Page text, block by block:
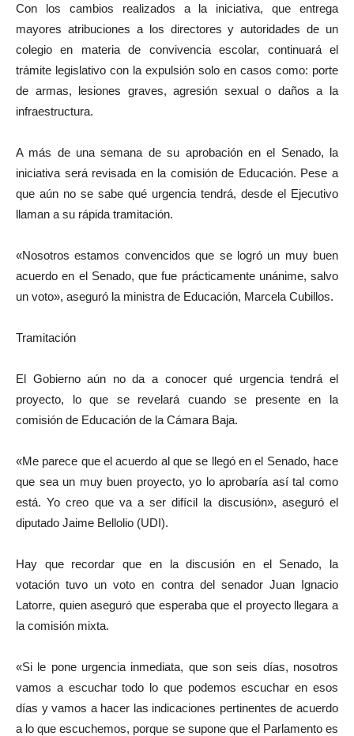
Con los cambios realizados a la iniciativa, que entrega
mayores atribuciones a los directores y autoridades de un
colegio en materia de convivencia escolar, continuará el
trámite legislativo con la expulsión solo en casos como: porte
de armas, lesiones graves, agresión sexual o daños a la
infraestructura.
A más de una semana de su aprobación en el Senado, la
iniciativa será revisada en la comisión de Educación. Pese a
que aún no se sabe qué urgencia tendrá, desde el Ejecutivo
llaman a su rápida tramitación.
«Nosotros estamos convencidos que se logró un muy buen
acuerdo en el Senado, que fue prácticamente unánime, salvo
un voto», aseguró la ministra de Educación, Marcela Cubillos.
Tramitación
El Gobierno aún no da a conocer qué urgencia tendrá el
proyecto, lo que se revelará cuando se presente en la
comisión de Educación de la Cámara Baja.
«Me parece que el acuerdo al que se llegó en el Senado, hace
que sea un muy buen proyecto, yo lo aprobaría así tal como
está. Yo creo que va a ser difícil la discusión», aseguró el
diputado Jaime Bellolio (UDI).
Hay que recordar que en la discusión en el Senado, la
votación tuvo un voto en contra del senador Juan Ignacio
Latorre, quien aseguró que esperaba que el proyecto llegara a
la comisión mixta.
«Si le pone urgencia inmediata, que son seis días, nosotros
vamos a escuchar todo lo que podemos escuchar en esos
días y vamos a hacer las indicaciones pertinentes de acuerdo
a lo que escuchemos, porque se supone que el Parlamento es